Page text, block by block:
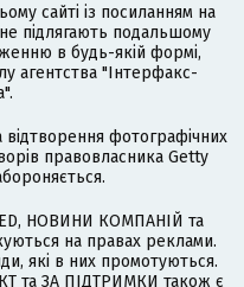
сайті із посиланням на
підлягають подальшому
в будь-якій формі,
агентства "Інтерфакс-
фотографічних
правовласника Getty
НОВИНИ КОМПАНІЙ та
на правах реклами.
які в них промотуються.
та ЗА ПІДТРИМКИ також є